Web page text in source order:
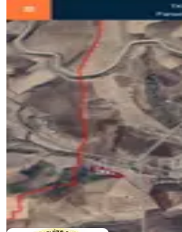
Eğil, Yatır
4850 m²
·619/
3.000.000 ₺
makro lıfe gayrimenkul
Ara